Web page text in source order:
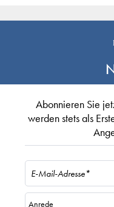
Abonnieren Sie
werden stets als